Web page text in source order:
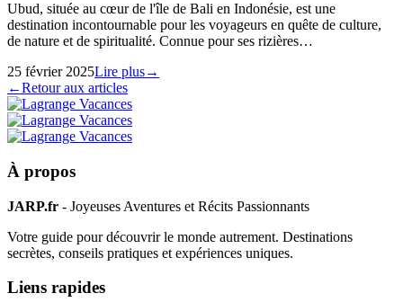
Ubud, située au cœur de l'île de Bali en Indonésie, est une
destination incontournable pour les voyageurs en quête de culture,
de nature et de spiritualité. Connue pour ses rizières…
25 février 2025Lire plus→
←Retour aux articles
À propos
JARP.fr - Joyeuses Aventures et Récits Passionnants
Votre guide pour découvrir le monde autrement. Destinations
secrètes, conseils pratiques et expériences uniques.
Liens rapides